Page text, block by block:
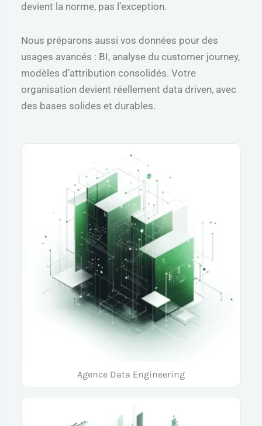
devient la norme, pas l’exception.
Nous préparons aussi vos données pour des
usages avancés : BI, analyse du customer journey,
modèles d’attribution consolidés. Votre
organisation devient réellement data driven, avec
des bases solides et durables.
Agence Data Engineering